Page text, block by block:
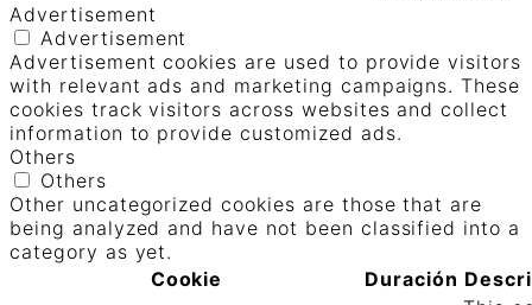
Advertisement
Advertisement
Advertisement cookies are used to provide visitors
with relevant ads and marketing campaigns. These
cookies track visitors across websites and collect
information to provide customized ads.
Others
Others
Other uncategorized cookies are those that are
being analyzed and have not been classified into a
category as yet.
Cookie
Duración